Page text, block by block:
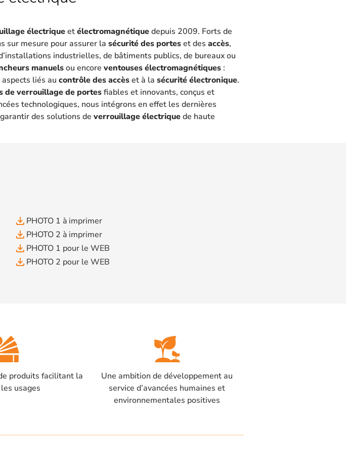
électriqueetélectromagnétiquedepuis 2009. Forts de
sur mesure pour assurer la sécurité des porteset des accès,
industrielles, de bâtiments publics, de bureaux ou
manuelsou encore ventouses électromagnétiques :
liés au contrôle des accèset à la sécurité électronique.
de verrouillage de portesfiables et innovants, conçus et
technologiques, nous intégrons en effet les dernières
des solutions de verrouillage électriquede haute
file_download PHOTO 1 à imprimer
file_download PHOTO 2 à imprimer
file_download PHOTO 1 pour le WEB
file_download PHOTO 2 pour le WEB
produits facilitant la
usages
Une ambition de développement au
service d’avancées humaines et
environnementales positives